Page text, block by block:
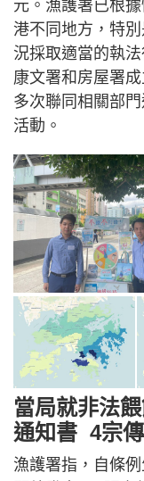
元。漁護署已根
港不同地方，特
況採取適當的執
康文署和房屋署
多次聯同相關部
活動。
當局就非法
通知書 4宗
漁護署指，自條